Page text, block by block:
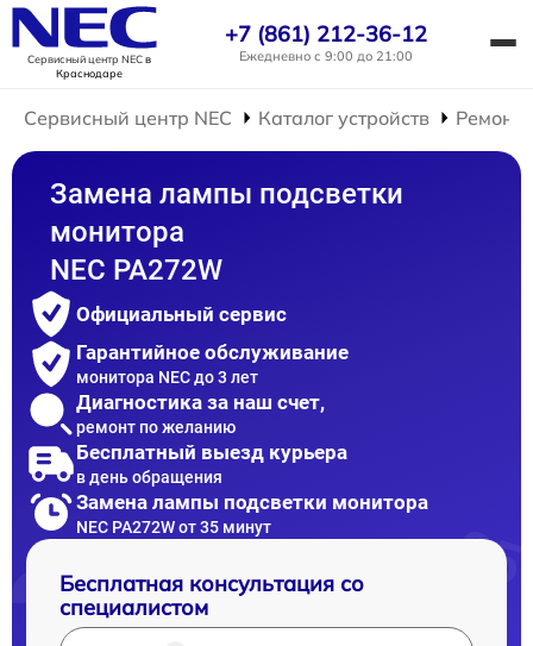
Сервисный центр NECв
Краснодаре
+7 (861) 212-36-12
Ежедневно с 9:00 до 21:00
Сервисный центр NEC Каталог устройств Ремонт
Замена лампы подсветки
монитора
NEC PA272W
Официальный сервис
Гарантийное обслуживание
монитора NEC до 3 лет
Диагностика за наш счет,
ремонт по желанию
Бесплатный выезд курьера
в день обращения
Замена лампы подсветки монитора
NEC PA272W от 35 минут
Бесплатная консультация со
специалистом